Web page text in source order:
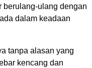
berulang-ulang dengan
dalam keadaan
tanpa alasan yang
kencang dan